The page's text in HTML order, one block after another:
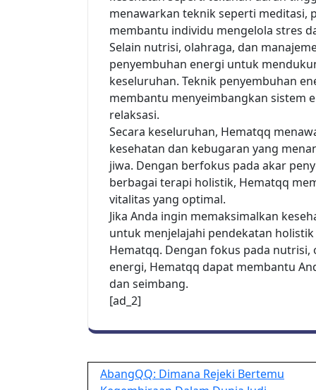
menawarkan teknik seperti meditasi,
membantu individu mengelola stres
Selain nutrisi, olahraga, dan
penyembuhan energi untuk
keseluruhan. Teknik penyembuhan
membantu menyeimbangkan sistem
relaksasi.
Secara keseluruhan, Hematqq
kesehatan dan kebugaran yang
jiwa. Dengan berfokus pada akar
berbagai terapi holistik, Hematqq
vitalitas yang optimal.
Jika Anda ingin memaksimalkan
untuk menjelajahi pendekatan
Hematqq. Dengan fokus pada
energi, Hematqq dapat membantu
dan seimbang.
[ad_2]
Post
AbangQQ: Dimana Rejeki Bertemu